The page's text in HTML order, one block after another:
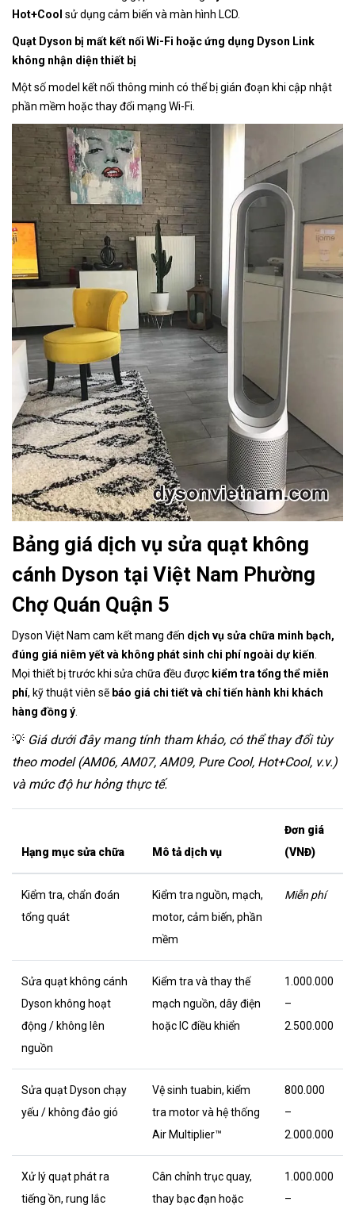
Hot+Cool sử dụng cảm biến và màn hình LCD.
Quạt Dyson bị mất kết nối Wi-Fi hoặc ứng dụng Dyson Link
không nhận diện thiết bị
Một số model kết nối thông minh có thể bị gián đoạn khi cập nhật
phần mềm hoặc thay đổi mạng Wi-Fi.
Bảng giá dịch vụ sửa quạt không
cánh Dyson tại Việt Nam Phường
Chợ Quán Quận 5
Dyson Việt Nam cam kết mang đến dịch vụ sửa chữa minh bạch,
đúng giá niêm yết và không phát sinh chi phí ngoài dự kiến
Mọi thiết bị trước khi sửa chữa đều được kiểm tra tổng thể miễn
phí, kỹ thuật viên sẽ báo giá chi tiết và chỉ tiến hành khi khách
hàng đồng ý
💡 Giá dưới đây mang tính tham khảo, có thể thay đổi tùy
theo model (AM06, AM07, AM09, Pure Cool, Hot+Cool, v.v.)
và mức độ hư hỏng thực tế.
Hạng mục sửa chữa Mô tả dịch vụ
Đơn giá
(VNĐ)
Kiểm tra, chẩn đoán
tổng quát
Kiểm tra nguồn, mạch,
motor, cảm biến, phần
mềm
Miễn phí
Sửa quạt không cánh
Dyson không hoạt
động / không lên
nguồn
Kiểm tra và thay thế
mạch nguồn, dây điện
hoặc IC điều khiển
1.000.000
–
2.500.000
Sửa quạt Dyson chạy
yếu / không đảo gió
Vệ sinh tuabin, kiểm
tra motor và hệ thống
Air Multiplier™
800.000
–
2.000.000
Xử lý quạt phát ra
tiếng ồn, rung lắc
Cân chỉnh trục quay,
thay bạc đạn hoặc
1.000.000
–